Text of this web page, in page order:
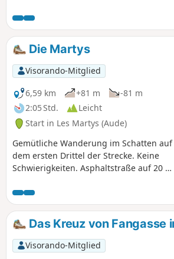
Die Martys
Visorando-Mitglied
6,59 km
+81 m
-81 m
2:05 Std.
Leicht
Start in Les Martys (Aude)
Gemütliche Wanderung im Schatten auf
dem ersten Drittel der Strecke. Keine
Schwierigkeiten. Asphaltstraße auf 20 %
Rest der Strecke.
Das Kreuz von Fangasse
Visorando-Mitglied